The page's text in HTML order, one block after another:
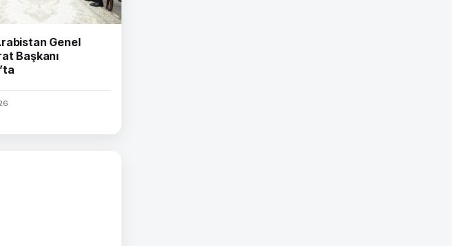
Genel
Başkanı